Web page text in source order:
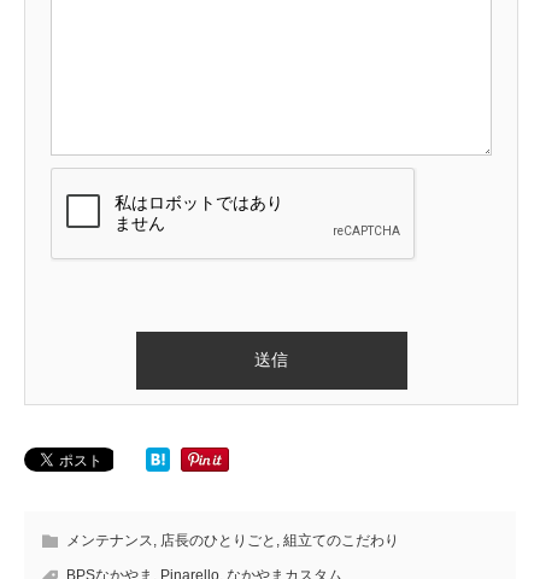
メンテナンス 店長のひとりごと 組立てのこだわり
BPSなかやま Pinarello なかやまカスタム